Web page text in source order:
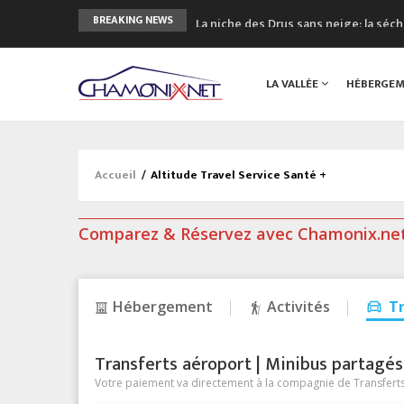
BREAKING NEWS
La niche des Drus sans neige: la
Craft ouvre un nouveau magasin de
3eme Chamonix Vallée Classics
LA VALLÉE
Accueil / Altitude Travel Service Santé +
Comparez & Réservez avec
Hébergement Activités
Transferts aéroport | Minibus
Votre paiement va directement à la compagnie de